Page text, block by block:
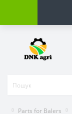
Parts for Balers